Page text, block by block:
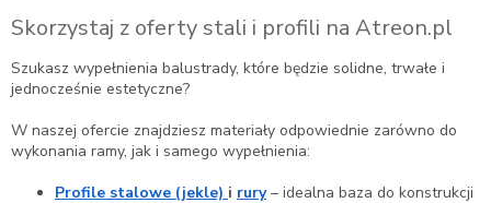
Skorzystaj z oferty stali i profili na Atreon.pl
Szukasz wypełnienia balustrady, które będzie solidne, trwałe i
jednocześnie estetyczne?
W naszej ofercie znajdziesz materiały odpowiednie zarówno do
wykonania ramy, jak i samego wypełnienia:
Profile stalowe (jekle) i rury– idealna baza do konstrukcji